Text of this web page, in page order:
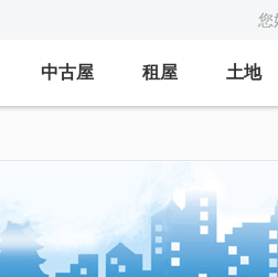
您
中古屋 租屋 土地